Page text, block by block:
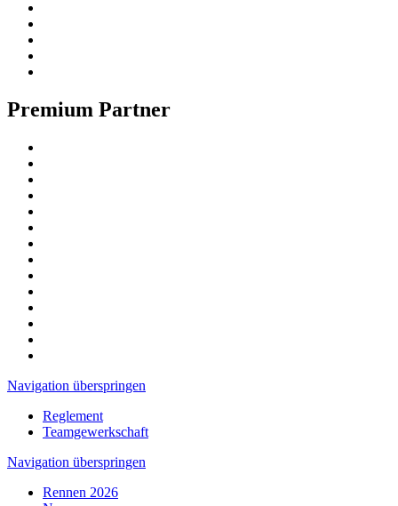
Premium Partner
Navigation überspringen
Reglement
Teamgewerkschaft
Navigation überspringen
Rennen 2026